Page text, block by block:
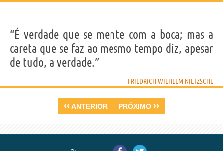
“É verdade que se mente com a boca; mas a
careta que se faz ao mesmo tempo diz, apesar
de tudo, a verdade.”
FRIEDRICH WILHELM NIETZSCHE
‹‹ ANTERIOR PRÓXIMO ››